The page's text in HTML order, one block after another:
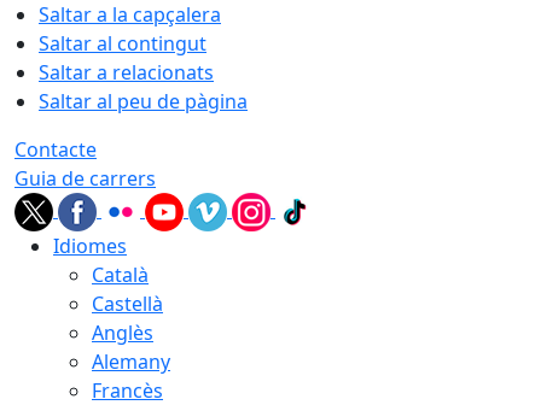
Saltar a la capçalera
Saltar al contingut
Saltar a relacionats
Saltar al peu de pàgina
Contacte
Guia de carrers
Idiomes
Català
Castellà
Anglès
Alemany
Francès